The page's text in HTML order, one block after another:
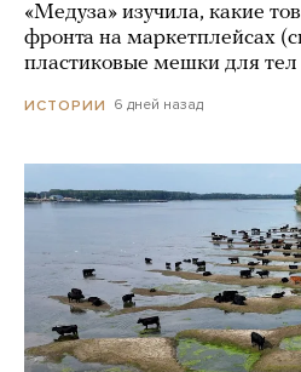
«Медуза» изучила, какие
фронта на маркетплейсах
пластиковые мешки для
ИСТОРИИ 6 дней назад